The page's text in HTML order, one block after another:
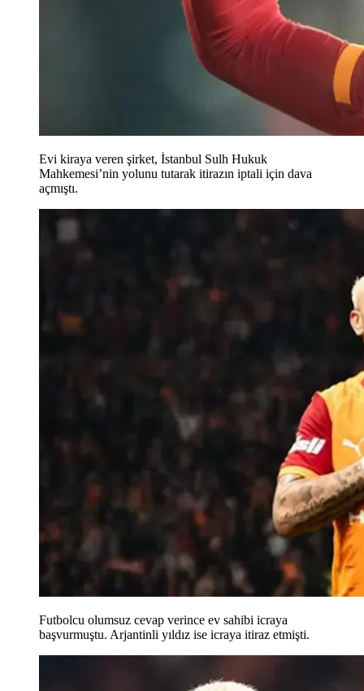
Evi kiraya veren şirket, İstanbul Sulh Hukuk
Mahkemesi’nin yolunu tutarak itirazın iptali için dava
açmıştı.
Futbolcu olumsuz cevap verince ev sahibi icraya
başvurmuştu. Arjantinli yıldız ise icraya itiraz etmişti.